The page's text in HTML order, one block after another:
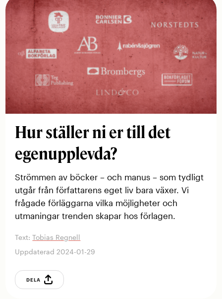
Hur ställer ni er till det
egenupplevda?
Strömmen av böcker – och manus – som tydligt
utgår från författarens eget liv bara växer. Vi
frågade förläggarna vilka möjligheter och
utmaningar trenden skapar hos förlagen.
Text:Tobias Regnell
Uppdaterad 2024-01-29
DELA